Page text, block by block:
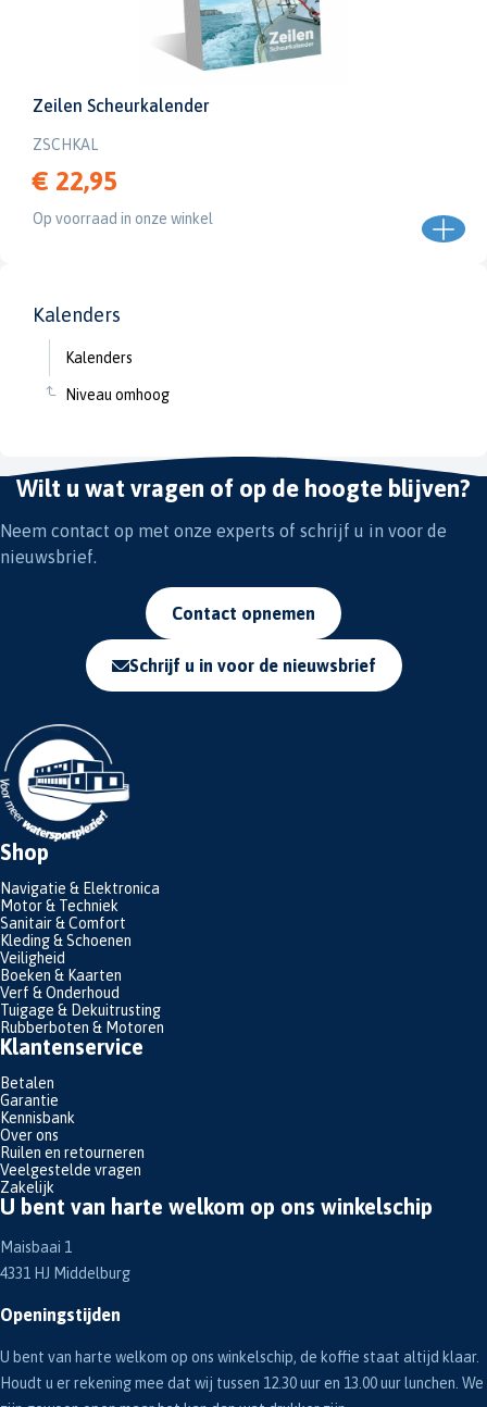
Kalenders
Kalenders
Niveau omhoog
Zeilen Scheurkalender
ZSCHKAL
€ 22,95
Op voorraad in onze winkel
Wilt u wat vragen of op de hoogte blijven?
Neem contact op met onze experts of schrijf u in voor de
nieuwsbrief.
Contact opnemen
Schrijf u in voor de nieuwsbrief
Shop
Navigatie & Elektronica
Motor & Techniek
Sanitair & Comfort
Kleding & Schoenen
Veiligheid
Boeken & Kaarten
Verf & Onderhoud
Tuigage & Dekuitrusting
Rubberboten & Motoren
Klantenservice
Betalen
Garantie
Kennisbank
Over ons
Ruilen en retourneren
Veelgestelde vragen
Zakelijk
U bent van harte welkom op ons winkelschip
Maisbaai 1
4331 HJ Middelburg
Openingstijden
U bent van harte welkom op ons winkelschip, de koffie staat altijd klaar.
Houdt u er rekening mee dat wij tussen 12.30 uur en 13.00 uur lunchen. We